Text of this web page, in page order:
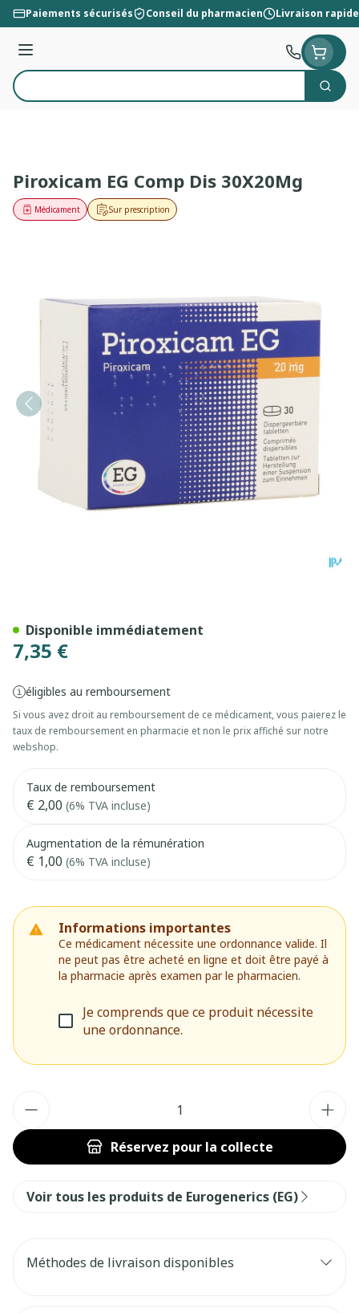
Aller au contenu
Paiements sécurisés Conseil du pharmacien Livraison rapide
Menu
Rechercher
Piroxicam EG Comp Dis 30X20Mg
Sur prescription
Médicament
7,35 €
éligibles au remboursement
Si vous avez droit au remboursement de ce médicament, vous paierez le
taux de remboursement en pharmacie et non le prix affiché sur notre
webshop.
Taux de remboursement
€ 2,00 (6% TVA incluse)
Augmentation de la rémunération
€ 1,00 (6% TVA incluse)
Informations importantes
Ce médicament nécessite une ordonnance valide. Il
ne peut pas être acheté en ligne et doit être payé à
la pharmacie après examen par le pharmacien.
Je comprends que ce produit nécessite
une ordonnance.
Réservez pour la collecte
Disponible immédiatement
Voir tous les produits de Eurogenerics (EG)
Méthodes de livraison disponibles